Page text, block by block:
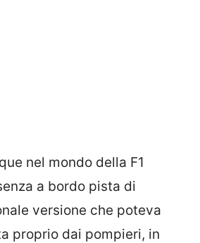
nel mondo della F1
a bordo pista di
versione che poteva
proprio dai pompieri, in